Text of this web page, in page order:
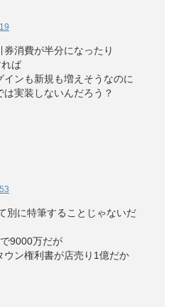
消費が半分になったり
ば
インも新規も増えそうなのに
は実装しないんだろう？
別に特筆することじゃないだ
9000万だが
ウン権利書が店売り1億だか